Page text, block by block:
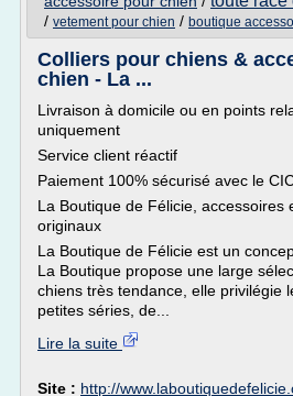
/ vetement pour chien / boutique
Colliers pour chiens &
chien - La ...
Livraison à domicile ou en points
uniquement
Service client réactif
Paiement 100% sécurisé avec le
La Boutique de Félicie, accessoires
originaux
La Boutique de Félicie est un
La Boutique propose une large
chiens très tendance, elle privilégie
petites séries, de...
Lire la suite
Site : http://